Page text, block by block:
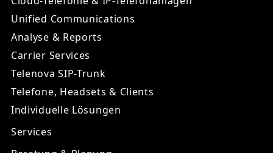
Unified Communications
Analyse & Reports
Carrier Services
Telenova SIP-Trunk
Telefone, Headsets & Clients
Individuelle Lösungen
Services